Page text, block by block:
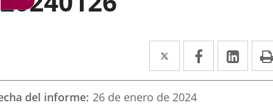
Twitter
Enlace
a
una
Facebook
Enlace
a
a
del informe 26 de enero de 2024